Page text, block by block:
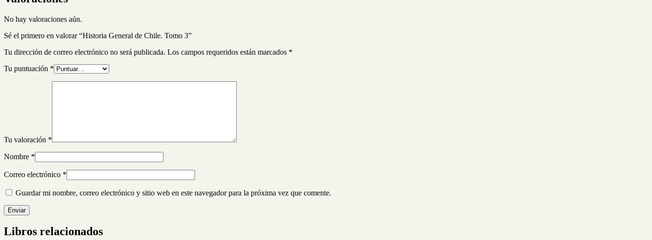
No hay valoraciones aún.
Sé el primero en valorar “Historia General de Chile. Tomo 3”
Tu dirección de correo electrónico no será publicada. Los campos requeridos están marcados *
Tu puntuación *
Tu valoración *
Nombre *
Correo electrónico *
Guardar mi nombre, correo electrónico y sitio web en este navegador para la próxima vez que comente.
Libros relacionados